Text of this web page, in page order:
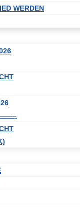
WERDEN